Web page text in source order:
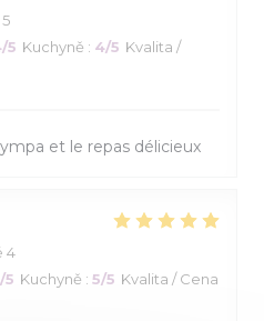
/5 Kuchyně : 4/5 Kvalita /
et le repas délicieux
4
/5 Kuchyně : 5/5 Kvalita / Cena